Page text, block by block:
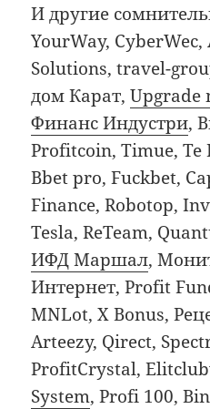
И другие
YourWay,
Solutions, travel-
дом Карат,Upgrade
Финанс Индустри,
Profitcoin, Timue, Te
Bbet pro, Fuckbet,
Finance, Robotop,
Tesla, ReTeam,
ИФД Маршал,
Интернет, Profit
MNLot, X Bonus,
Arteezy, Qirect,
ProfitCrystal,
System, Profi 100,